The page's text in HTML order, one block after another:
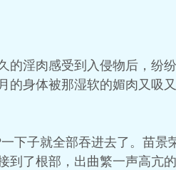
淫肉感受到入侵物后，纷
身体被那湿软的媚肉又吸
下子就全部吞进去了。苗景
了根部，出曲繁一声高亢的